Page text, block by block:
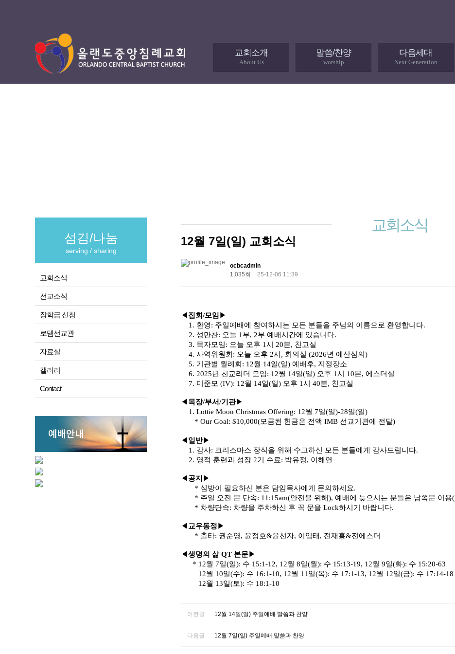
교회소개
About Us
말씀/찬양
worship
다음세대
Next Generation
섬김/나눔
serving / sharing
교회소식
선교소식
장학금 신청
로뎀선교관
자료실
갤러리
Contact
교회소식
12월 7일(일) 교회소식
ocbcadmin
1,035회
25-12-06 11:39
◀ 집회/모임 ▶
1. 환영: 주일예배에 참여하시는 모든 분들을 주님의 이름으로 환영합니다.
2. 성만찬: 오늘 1 부, 2부 예배시간에 있습니다.
3. 목자모임: 오늘 오후 1시 20분, 친교실
4. 사역위원회 : 오늘 오후 2시 , 회의실 (2026년 예산심의 )
5. 기관별 월례회 : 12월 14일(일) 예배후, 지정장소
6. 2025년 친교리더 모임: 12월 14일(일) 오후 1시 10분, 에스더실
7. 미준모 (IV): 12월 14일(일) 오후 1시 40분, 친교실
◀ 목장/부서/기관▶
1. Lottie Moon Christmas Offering: 12월 7일(일)-28일(일)
* Our Goal: $10,000(모금된 헌금은 전액 IMB 선교기관에 전달)
◀ 일반▶
1. 감사: 크리스마스 장식을 위해 수고하신 모든 분들에게 감사드립니다.
2. 영적 훈련과 성장 2기 수료: 박유정, 이해연
◀ 공지 ▶
* 심방이 필요하신 분은 담임목사에게 문의하세요.
* 주일 오전 문 단속: 11:15am(안전을 위해), 예배에 늦으시는 분들은 남쪽문 이용(
* 차량단속: 차량을 주차하신 후 꼭 문을 Lock하시기 바랍니다.
◀ 교우동정 ▶
* 출타: 권순영, 윤정호&윤선자, 이임태 , 전재홍&전에스더
◀생명의 삶QT 본문▶
* 12월 7일(일): 수 15:1-12, 12월 8일(월): 수 15:13-19, 12월 9일(화): 수 15:20-63
12월 10일(수): 수 16:1-10, 12월 11 일(목): 수 17:1-13, 12월 12일(금): 수 17:14-18
12월 13일(토): 수 18:1-10
이전글 12월 14일(일) 주일예배 말씀과 찬양
다음글 12월 7일(일) 주일예배 말씀과 찬양